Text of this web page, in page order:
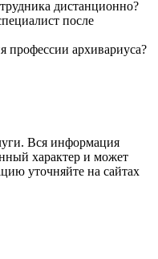
дистанционно?
после
профессии архивариуса?
Вся информация
характер и может
уточняйте на сайтах